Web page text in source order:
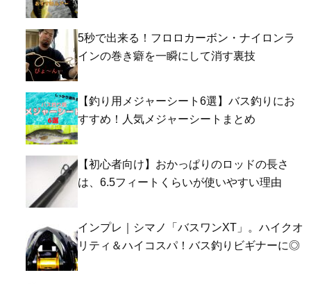
5秒で出来る！フロロカーボン・ナイロンラ
インの巻き癖を一瞬にして消す裏技
【釣り用メジャーシート6選】バス釣りにお
すすめ！人気メジャーシートまとめ
【初心者向け】おかっぱりのロッドの長さ
は、6.5フィートくらいが使いやすい理由
インプレ｜シマノ「バスワンXT」。ハイクオ
リティ＆ハイコスパ！バス釣りビギナーに◎